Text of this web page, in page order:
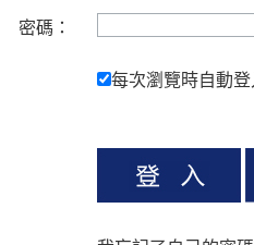
密碼：
每次瀏覽時自動登